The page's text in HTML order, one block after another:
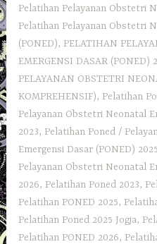
Pelatihan Pelayanan Obstetri
Pelatihan Pelayanan Obstetri
(PONED), PELATIHAN
EMERGENSI DASAR (PONED)
PELAYANAN OBSTETRI
KOMPREHENSIF), Pelatihan
Pelayanan Obstetri Neonatal
2023, Pelatihan Poned /
Emergensi Dasar (PONED) 2025
Pelayanan Obstetri Neonatal
2026, Pelatihan Poned 2023,
Pelatihan PONED 2025,
Pelatihan Poned 2025 Jogja,
Pelatihan PONED 2026,